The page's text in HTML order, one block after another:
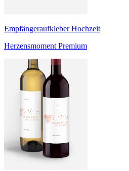
Empfängeraufkleber Hochzeit
Herzensmoment Premium